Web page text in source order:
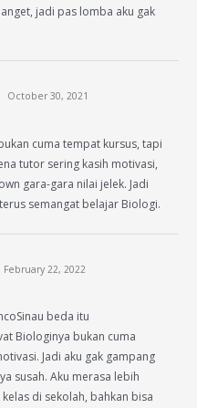
jadi pas lomba aku gak
October 30, 2021
cuma tempat kursus, tapi
tutor sering kasih motivasi,
gara-gara nilai jelek. Jadi
semangat belajar Biologi.
February 22, 2022
beda itu
Biologinya bukan cuma
Jadi aku gak gampang
susah. Aku merasa lebih
di sekolah, bahkan bisa